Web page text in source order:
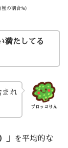
の割合%）
満たしてる
ブロッコりん
まれ
」
を平均的な